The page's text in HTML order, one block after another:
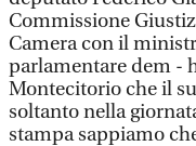
Commissione
Camera con il
parlamentare dem -
Montecitorio che il
soltanto nella
stampa sappiamo